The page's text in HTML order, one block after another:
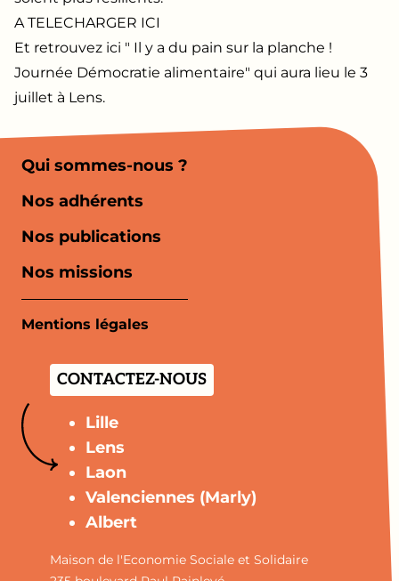
A TELECHARGER ICI
Et retrouvez ici " Il y a du pain sur la planche !
Journée Démocratie alimentaire" qui aura lieu le 3
juillet à Lens.
Qui sommes-nous ?
Nos adhérents
Nos publications
Nos missions
Mentions légales
CONTACTEZ-NOUS
Lille
Lens
Laon
Valenciennes (Marly)
Albert
Maison de l'Economie Sociale et Solidaire